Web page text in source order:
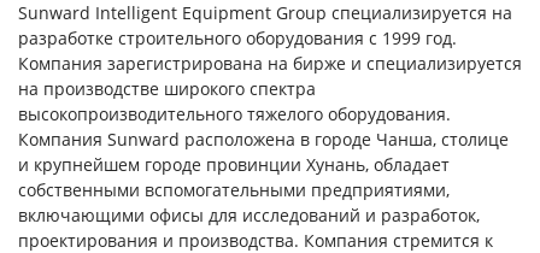
Sunward Intelligent Equipment Group специализируется на
разработке строительного оборудования с 1999 год.
Компания зарегистрирована на бирже и специализируется
на производстве широкого спектра
высокопроизводительного тяжелого оборудования.
Компания Sunward расположена в городе Чанша, столице
и крупнейшем городе провинции Хунань, обладает
собственными вспомогательными предприятиями,
включающими офисы для исследований и разработок,
проектирования и производства. Компания стремится к